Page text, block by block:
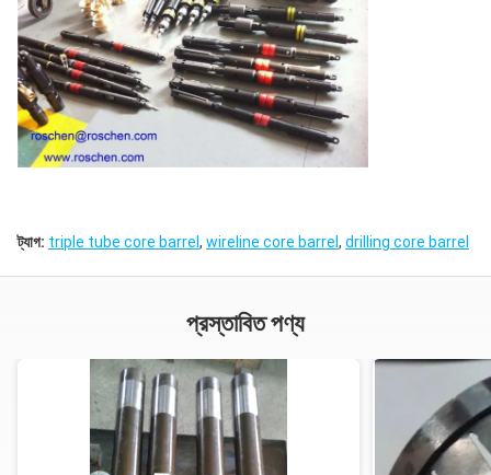
ট্যাগ: triple tube core barrel, wireline core barrel, drilling core barrel
প্রস্তাবিত পণ্য